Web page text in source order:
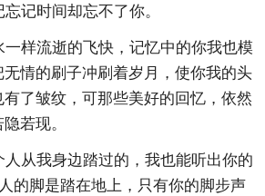
记时间却忘不了你。
一样流逝的飞快，记忆中的你我也模
情的刷子冲刷着岁月，使你我的头
了皱纹，可那些美好的回忆，依然
若现。
人从我身边踏过的，我也能听出你的
的脚是踏在地上，只有你的脚步声